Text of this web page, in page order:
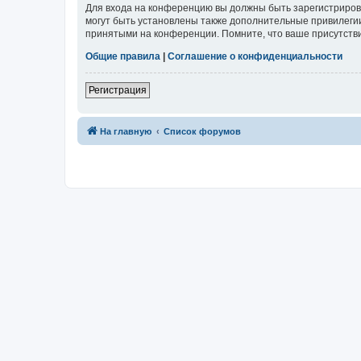
Для входа на конференцию вы должны быть
могут быть установлены также дополнительные
принятыми на конференции. Помните, что ваше
Общие правила
Соглашение о конфиденциальности
Регистрация
На главную Список форумов